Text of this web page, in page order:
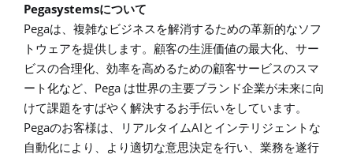
Pegasystemsについて
Pegaは、複雑なビジネスを解消するための革新的なソフ
トウェアを提供します。顧客の生涯価値の最大化、サー
ビスの合理化、効率を高めるための顧客サービスのスマ
ート化など、 Pega は世界の主要ブランド企業が未来に向
けて課題をすばやく解決するお手伝いをしています。
Pegaのお客様は、リアルタイムAIとインテリジェントな
自動化により、より適切な意思決定を行い、業務を遂行